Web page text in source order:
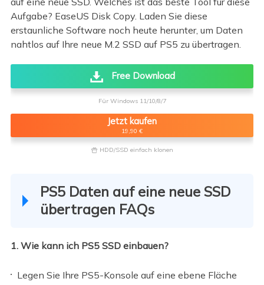
Aufgabe? EaseUS Disk Copy. Laden Sie diese
erstaunliche Software noch heute herunter, um Daten
nahtlos auf Ihre neue M.2 SSD auf PS5 zu übertragen.
Free Download
Für Windows 11/10/8/7
Jetzt kaufen
19,90 €
 HDD/SSD einfach klonen
PS5 Daten auf eine neue SSD
übertragen FAQs
1. Wie kann ich PS5 SSD einbauen?
Legen Sie Ihre PS5-Konsole auf eine ebene Fläche